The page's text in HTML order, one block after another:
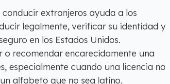
extranjeros ayuda a los
legalmente, verificar su identidad y
en los Estados Unidos.
o recomendar encarecidamente una
especialmente cuando una licencia no
alfabeto que no sea latino.